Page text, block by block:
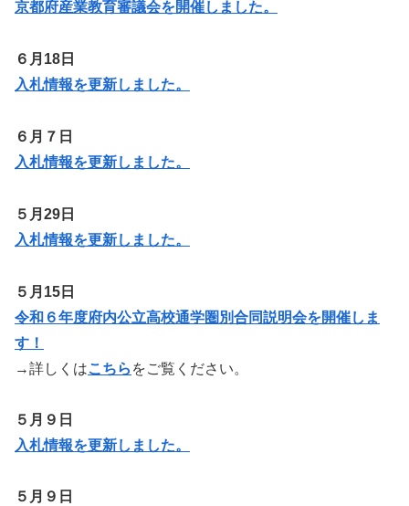
京都府産業教育審議会を開催しました。
６月18日
入札情報を更新しました。
６月７日
入札情報を更新しました。
５月29日
入札情報を更新しました。
５月15日
令和６年度府内公立高校通学圏別合同説明会を開催しま
す！
→詳しくはこちら をご覧ください。
５月９日
入札情報を更新しました。
５月９日